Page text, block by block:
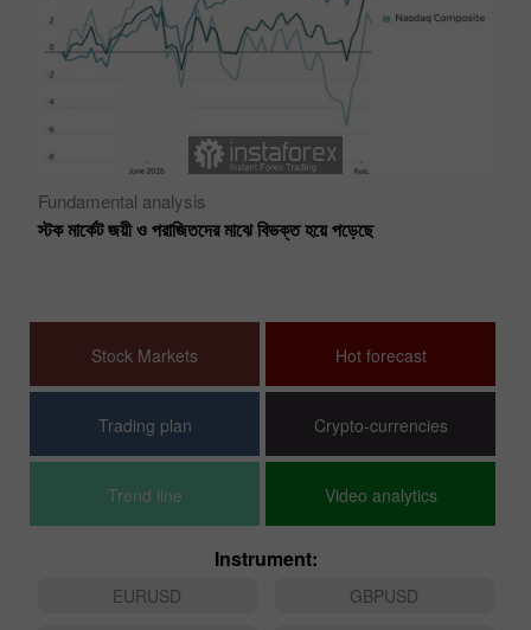
Fundamental analysis
স্টক মার্কেট জয়ী ও পরাজিতদের মাঝে বিভক্ত হয়ে পড়েছে
Stock Markets Hot forecast
Trading plan Crypto-currencies
Trend line Video analytics
Instrument:
EURUSD
GBPUSD